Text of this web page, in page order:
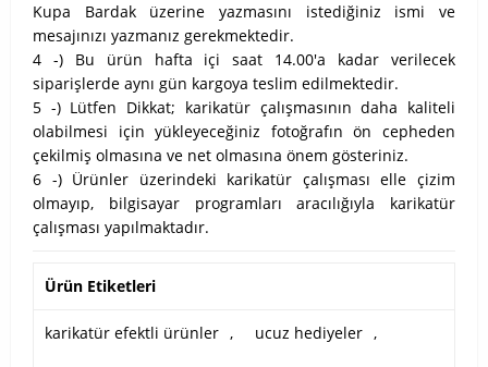
Kupa Bardak üzerine yazmasını istediğiniz ismi ve
mesajınızı yazmanız gerekmektedir.
4 -) Bu ürün hafta içi saat 14.00'a kadar verilecek
siparişlerde aynı gün kargoya teslim edilmektedir.
5 -) Lütfen Dikkat; karikatür çalışmasının daha kaliteli
olabilmesi için yükleyeceğiniz fotoğrafın ön cepheden
çekilmiş olmasına ve net olmasına önem gösteriniz.
6 -) Ürünler üzerindeki karikatür çalışması elle çizim
olmayıp, bilgisayar programları aracılığıyla karikatür
çalışması yapılmaktadır.
Ürün Etiketleri
karikatür efektli ürünler , ucuz hediyeler ,